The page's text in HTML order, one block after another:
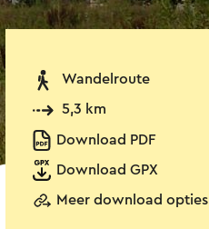
Wandelroute
5,3 km
Download PDF
Download GPX
Meer download opties